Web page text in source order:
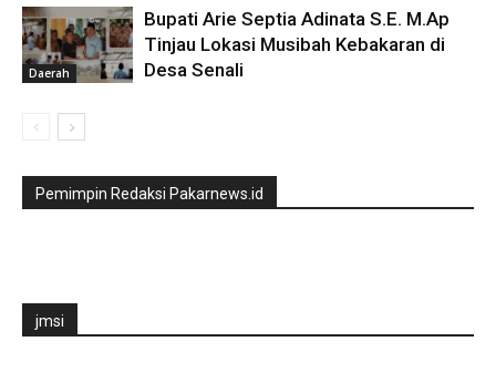
Daerah
Bupati Arie Septia Adinata S.E. M.Ap
Tinjau Lokasi Musibah Kebakaran di
Desa Senali
Pemimpin Redaksi Pakarnews.id
jmsi